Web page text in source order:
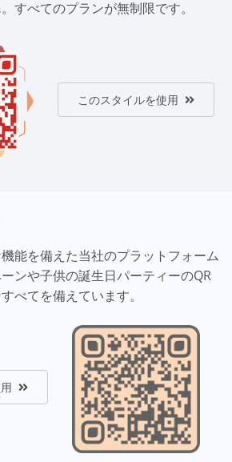
すべてのプランが無制限です。
このスタイルを使用
能を備えた当社のプラットフォーム
ンや子供の誕生日パーティーのQR
べてを備えています。